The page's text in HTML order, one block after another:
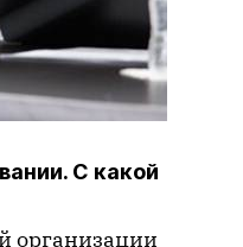
С какой
организации